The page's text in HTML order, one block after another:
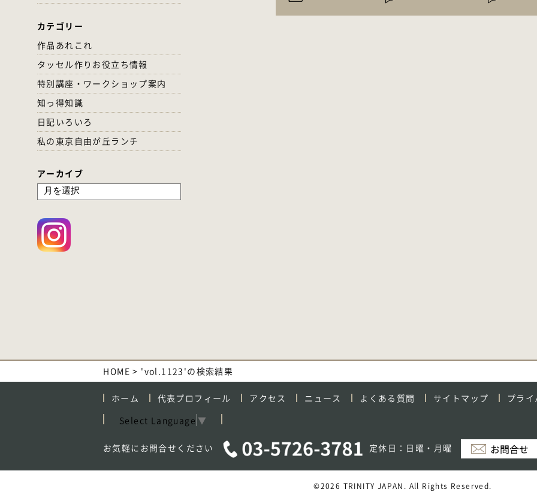
カテゴリー
作品あれこれ
タッセル作りお役立ち情報
特別講座・ワークショップ案内
知っ得知識
日記いろいろ
私の東京自由が丘ランチ
アーカイブ
HOME > 'vol.1123'の検索結果
ホーム 代表プロフィール アクセス ニュース よくある質問 サイトマップ
プラ
Select Language ▼
お気軽にお問合せください 定休日：日曜・月曜
©2026 TRINITY JAPAN. All Rights Reserved.